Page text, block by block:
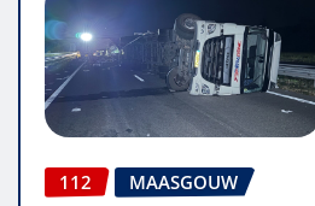
112 MAASGOUW